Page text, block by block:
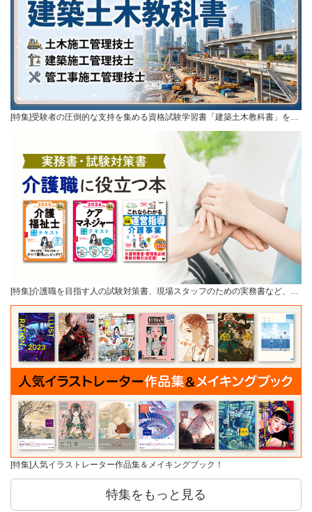
[特集]受験者の圧倒的な支持を集める資格試験学習書「建築土木教科書」を…
[特集]介護職を目指す人の試験対策書、現場スタッフのための実務書など、…
[特集]人気イラストレーター作品集＆メイキングブック！
特集をもっと見る